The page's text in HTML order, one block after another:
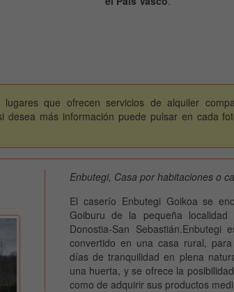
que ofrecen servicios de alquiler
desea más información puede pulsar en cada
Enbutegi, Casa por habitaciones o
El caserío Enbutegi Goikoa se
Goiburu de la pequeña
Donostia-San
convertido en una casa rural,
días de tranquilidad en plena
una huerta, y se ofrece la
como de adquirir sus productos